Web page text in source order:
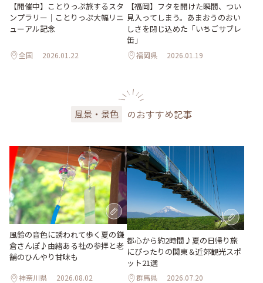
【開催中】ことりっぷ旅するスタ
ンプラリー｜ことりっぷ大幅リニ
ューアル記念
全国 2026.01.22
【福岡】フタを開けた瞬間、つい
見入ってしまう。あまおうのおい
しさを閉じ込めた「いちごサブレ
缶」
福岡県 2026.01.19
風景・景色 のおすすめ記事
風鈴の音色に誘われて歩く夏の鎌
倉さんぽ♪由緒ある社の参拝と老
舗のひんやり甘味も
神奈川県 2026.08.02
都心から約2時間♪夏の日帰り旅
にぴったりの関東＆近郊観光スポ
ット21選
群馬県 2026.07.20